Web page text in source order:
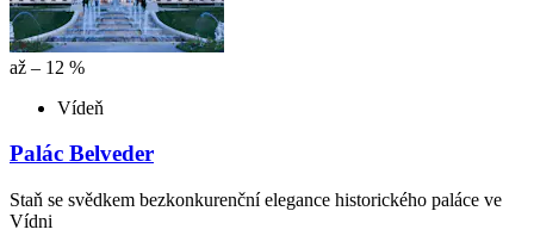
až – 12 %
Vídeň
Palác Belveder
Staň se svědkem bezkonkurenční elegance historického paláce ve
Vídni